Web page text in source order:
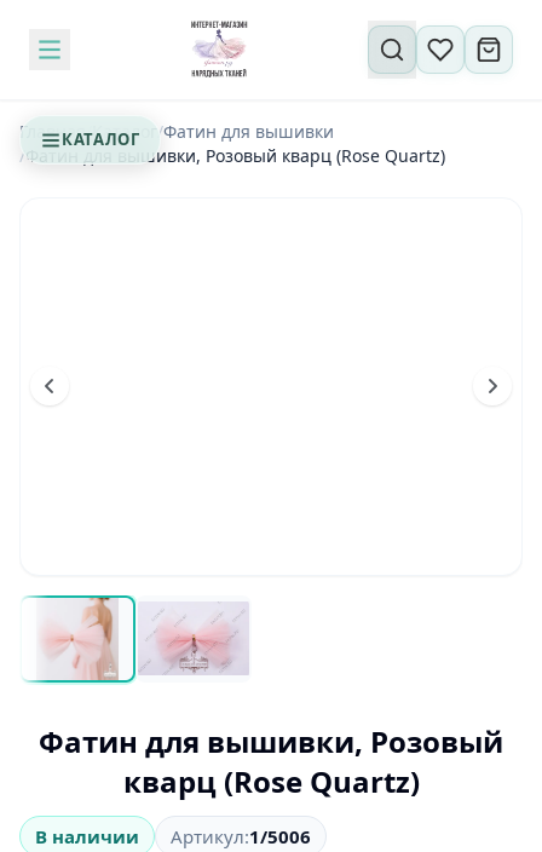
КАТАЛОГ
Поиск по сайту
Главная/Каталог/Фатин для вышивки
/Фатин для вышивки, Розовый кварц (Rose Quartz)
Фатин для вышивки, Розовый
кварц (Rose Quartz)
В наличии Артикул:1/5006